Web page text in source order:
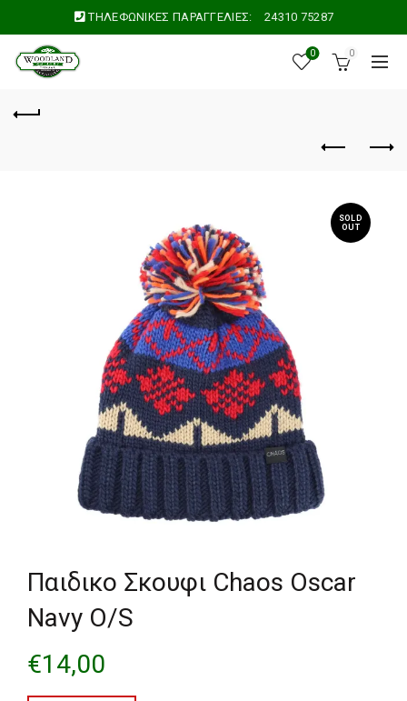
ΤΗΛΕΦΩΝΙΚΕΣ ΠΑΡΑΓΓΕΛΙΕΣ: 24310 75287
0 0
SOLD
OUT
Παιδικο Σκουφι Chaos Oscar
Navy O/S
€14,00